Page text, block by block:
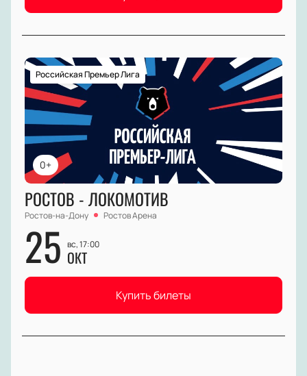
0+
Российская Премьер Лига
РОСТОВ - ЛОКОМОТИВ
Ростов-на-Дону Ростов Арена
25 вс, 17:00
ОКТ
Купить билеты